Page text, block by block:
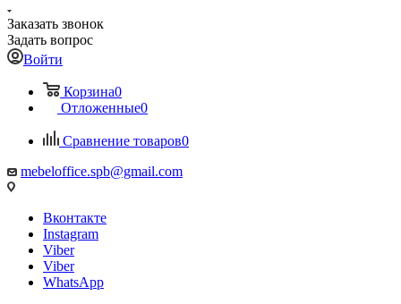
Заказать звонок
Задать вопрос
Войти
Корзина0
Отложенные0
Сравнение товаров0
mebeloffice.spb@gmail.com
Вконтакте
Instagram
Viber
Viber
WhatsApp